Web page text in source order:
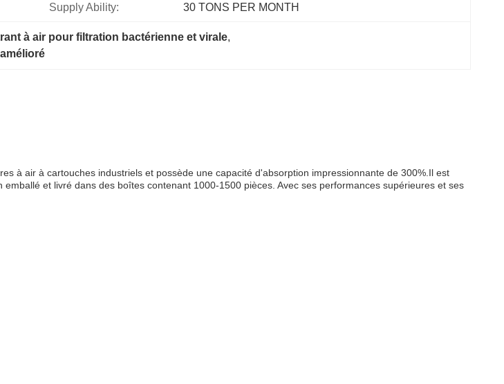
Supply Ability: 30 TONS PER MONTH
à air pour filtration bactérienne et virale,
à air à cartouches industriels et possède une capacité d'absorption impressionnante de 300%.Il est
et livré dans des boîtes contenant 1000-1500 pièces. Avec ses performances supérieures et ses